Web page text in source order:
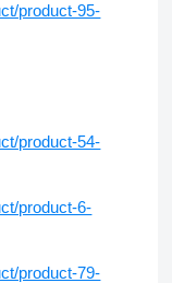
product-95-
product-54-
product-6-
product-79-